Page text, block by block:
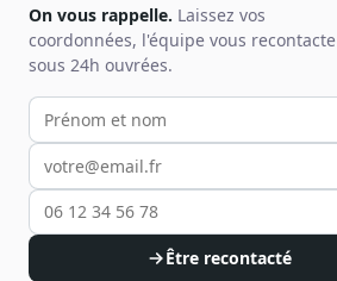
On vous rappelle. Laissez vos
coordonnées, l'équipe vous recontacte
sous 24h ouvrées.
Votre prénom et nom
Votre email
Votre téléphone
Être recontacté